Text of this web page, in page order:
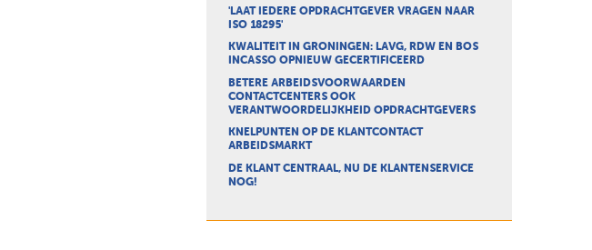
'LAAT IEDERE OPDRACHTGEVER VRAGEN NAAR
ISO 18295'
KWALITEIT IN GRONINGEN: LAVG, RDW EN BOS
INCASSO OPNIEUW GECERTIFICEERD
BETERE ARBEIDSVOORWAARDEN
CONTACTCENTERS OOK
VERANTWOORDELIJKHEID OPDRACHTGEVERS
KNELPUNTEN OP DE KLANTCONTACT
ARBEIDSMARKT
DE KLANT CENTRAAL, NU DE KLANTENSERVICE
NOG!